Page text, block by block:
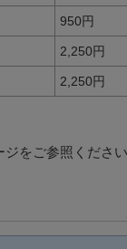
950円
2,250円
2,250円
をご参照ください